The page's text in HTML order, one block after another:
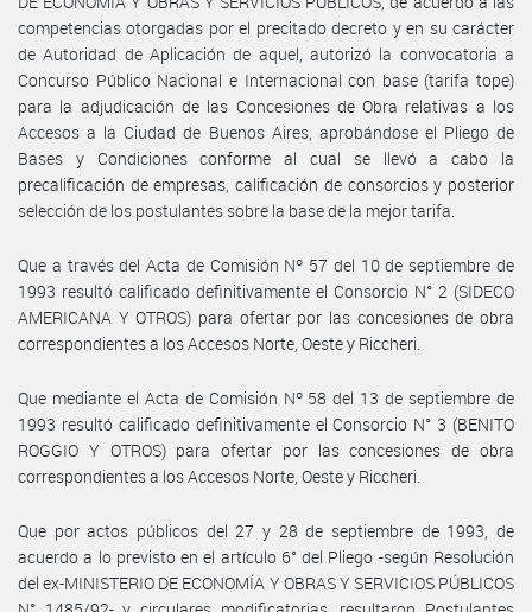
competencias otorgadas por el precitado decreto y en su carácter
de Autoridad de Aplicación de aquel, autorizó la convocatoria a
Concurso Público Nacional e Internacional con base (tarifa tope)
para la adjudicación de las Concesiones de Obra relativas a los
Accesos a la Ciudad de Buenos Aires, aprobándose el Pliego de
Bases y Condiciones conforme al cual se llevó a cabo la
precalificación de empresas, calificación de consorcios y posterior
selección de los postulantes sobre la base de la mejor tarifa.
Que a través del Acta de Comisión Nº 57 del 10 de septiembre de
1993 resultó calificado definitivamente el Consorcio N° 2 (SIDECO
AMERICANA Y OTROS) para ofertar por las concesiones de obra
correspondientes a los Accesos Norte, Oeste y Riccheri.
Que mediante el Acta de Comisión Nº 58 del 13 de septiembre de
1993 resultó calificado definitivamente el Consorcio N° 3 (BENITO
ROGGIO Y OTROS) para ofertar por las concesiones de obra
correspondientes a los Accesos Norte, Oeste y Riccheri.
Que por actos públicos del 27 y 28 de septiembre de 1993, de
acuerdo a lo previsto en el artículo 6° del Pliego -según Resolución
del ex-MINISTERIO DE ECONOMÍA Y OBRAS Y SERVICIOS PÚBLICOS